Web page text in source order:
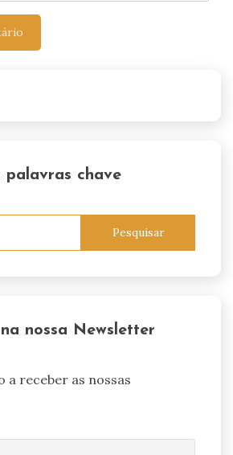
palavras chave
nossa Newsletter
a receber as nossas